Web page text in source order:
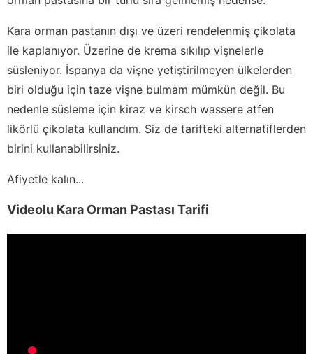
Kara orman pastanın dışı ve üzeri rendelenmiş çikolata
ile kaplanıyor. Üzerine de krema sıkılıp vişnelerle
süsleniyor. İspanya da vişne yetiştirilmeyen ülkelerden
biri olduğu için taze vişne bulmam mümkün değil. Bu
nedenle süsleme için kiraz ve kirsch wassere atfen
likörlü çikolata kullandım. Siz de tarifteki alternatiflerden
birini kullanabilirsiniz.
Afiyetle kalın...
Videolu Kara Orman Pastası Tarifi